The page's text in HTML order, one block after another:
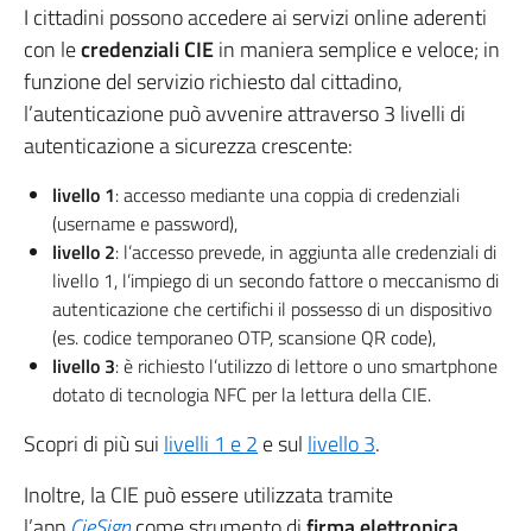
I cittadini possono accedere ai servizi online aderenti
con lecredenziali CIEin maniera semplice e veloce; in
funzione del servizio richiesto dal cittadino,
l’autenticazione può avvenire attraverso 3 livelli di
autenticazione a sicurezza crescente:
livello 1: accesso mediante una coppia di credenziali
(username e password),
livello 2: l’accesso prevede, in aggiunta alle credenziali di
livello 1, l’impiego di un secondo fattore o meccanismo di
autenticazione che certifichi il possesso di un dispositivo
(es. codice temporaneo OTP, scansione QR code),
livello 3: è richiesto l’utilizzo di lettore o uno smartphone
dotato di tecnologia NFC per la lettura della CIE.
Scopri di più sui livelli 1 e 2 e sul livello 3.
Inoltre, la CIE può essere utilizzata tramite